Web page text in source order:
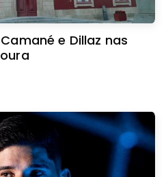
e Dillaz nas